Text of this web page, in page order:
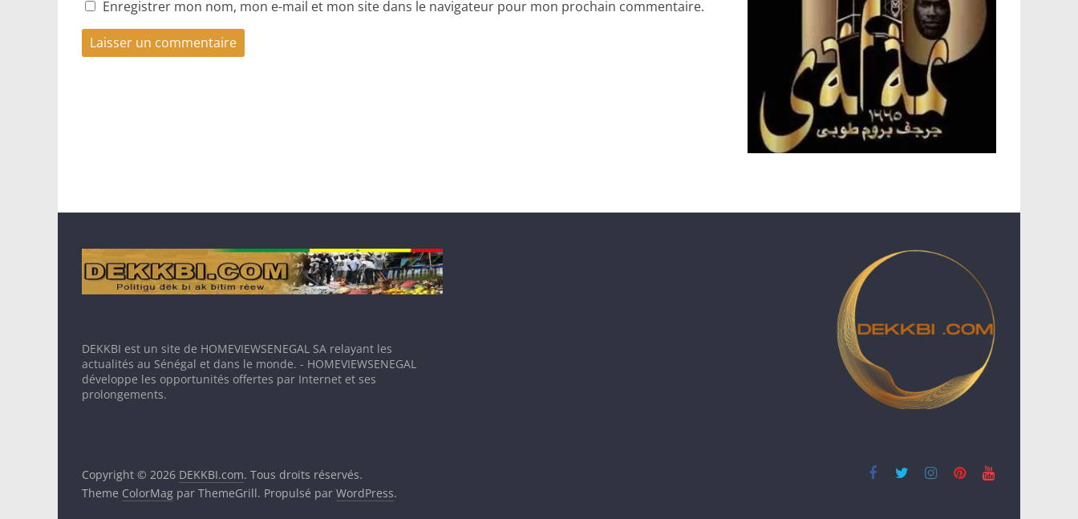
Enregistrer mon nom, mon e-mail et mon site dans le navigateur pour mon prochain commentaire.
DEKKBI est un site de HOMEVIEWSENEGAL SA relayant les
actualités au Sénégal et dans le monde. - HOMEVIEWSENEGAL
développe les opportunités offertes par Internet et ses
prolongements.
Copyright © 2026 DEKKBI.com. Tous droits réservés.
Theme ColorMag par ThemeGrill. Propulsé par WordPress.